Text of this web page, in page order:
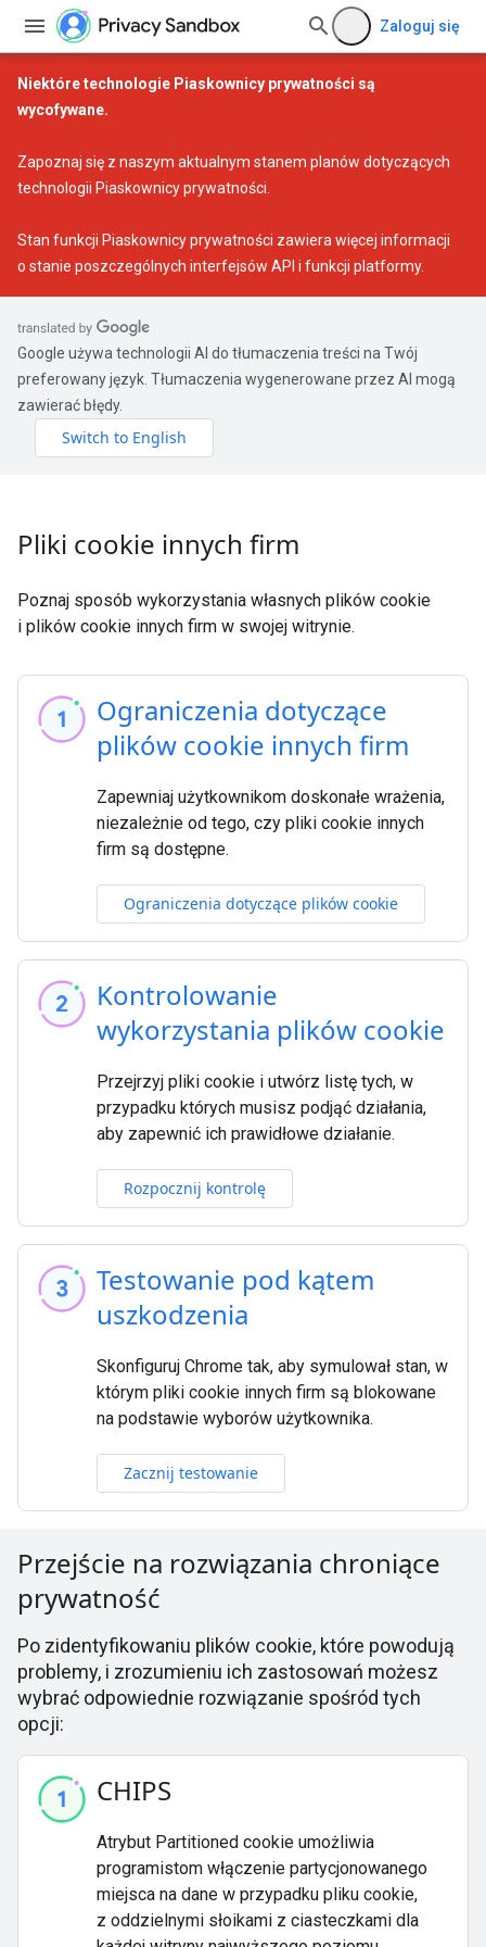
Zaloguj się
Niektóre technologie Piaskownicy prywatności są
wycofywane.
Zapoznaj się z naszym aktualnym stanem planów dotyczących
technologii Piaskownicy prywatności
Stan funkcji Piaskownicy prywatności zawiera więcej informacji
o stanie poszczególnych interfejsów API i funkcji platformy.
Google używa technologii AI do tłumaczenia treści na Twój
preferowany język. Tłumaczenia wygenerowane przez AI mogą
zawierać błędy.
Pliki cookie innych firm
Poznaj sposób wykorzystania własnych plików cookie
i plików cookie innych firm w swojej witrynie.
Ograniczenia dotyczące
plików cookie innych firm
Zapewniaj użytkownikom doskonałe wrażenia,
niezależnie od tego, czy pliki cookie innych
firm są dostępne.
Ograniczenia dotyczące plików cookie
Kontrolowanie
wykorzystania plików cookie
Przejrzyj pliki cookie i utwórz listę tych, w
przypadku których musisz podjąć działania,
aby zapewnić ich prawidłowe działanie.
Rozpocznij kontrolę
Testowanie pod kątem
uszkodzenia
Skonfiguruj Chrome tak, aby symulował stan, w
którym pliki cookie innych firm są blokowane
na podstawie wyborów użytkownika.
Zacznij testowanie
Przejście na rozwiązania chroniące
prywatność
Po zidentyfikowaniu plików cookie, które powodują
problemy, i zrozumieniu ich zastosowań możesz
wybrać odpowiednie rozwiązanie spośród tych
opcji:
CHIPS
Atrybut Partitioned cookie umożliwia
programistom włączenie partycjonowanego
miejsca na dane w przypadku pliku cookie,
z oddzielnymi słoikami z ciasteczkami dla